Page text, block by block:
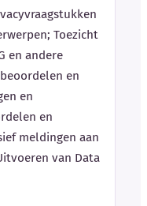
Toezicht
en andere
en
en
en
meldingen aan
van Data